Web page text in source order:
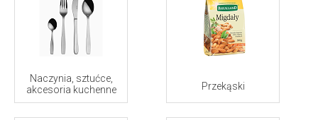
Naczynia, sztućce,
akcesoria kuchenne
Przekąski